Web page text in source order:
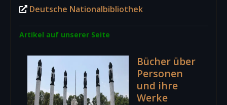
Deutsche Nationalbibliothek
Artikel auf unserer Seite
Bücher über
Personen
und ihre
Werke